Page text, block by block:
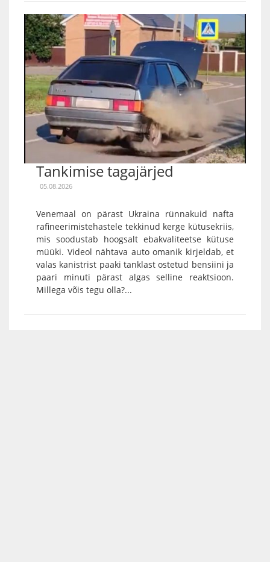
Tankimise tagajärjed
05.08.2026
Venemaal on pärast Ukraina rünnakuid nafta
rafineerimistehastele tekkinud kerge kütusekriis,
mis soodustab hoogsalt ebakvaliteetse kütuse
müüki. Videol nähtava auto omanik kirjeldab, et
valas kanistrist paaki tanklast ostetud bensiini ja
paari minuti pärast algas selline reaktsioon.
Millega võis tegu olla?...